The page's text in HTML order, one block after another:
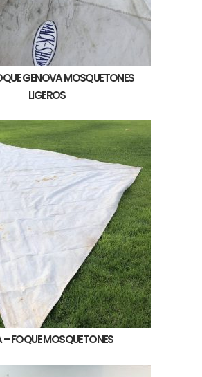
GENOVA MOSQUETONES
LIGEROS
– FOQUE MOSQUETONES